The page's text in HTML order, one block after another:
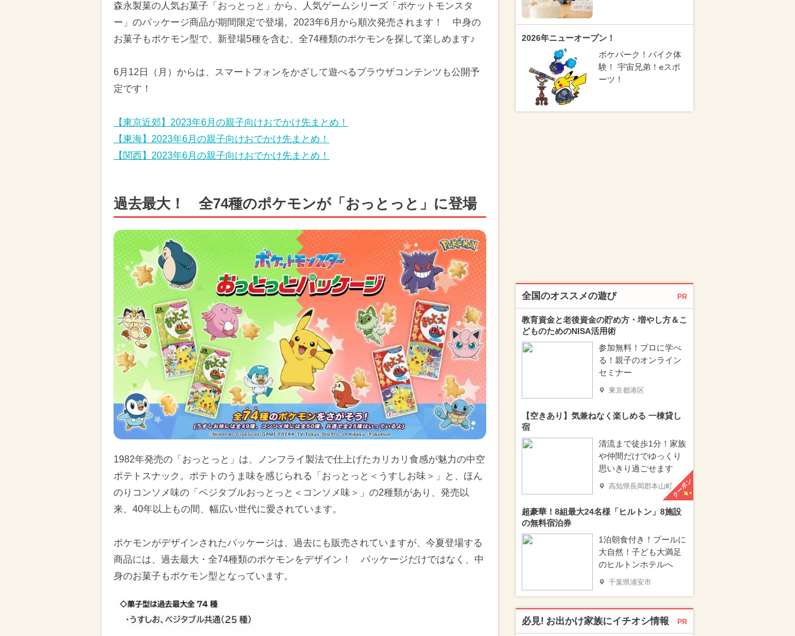
森永製菓の人気お菓子「おっとっと」から、人気ゲームシリーズ「ポケットモンスタ
ー」のパッケージ商品が期間限定で登場。2023年6月から順次発売されます！ 中身の
お菓子もポケモン型で、新登場5種を含む、全74種類のポケモンを探して楽しめます♪
6月12日（月）からは、スマートフォンをかざして遊べるブラウザコンテンツも公開予
定です！
【東京近郊】2023年6月の親子向けおでかけ先まとめ！
【東海】2023年6月の親子向けおでかけ先まとめ！
【関西】2023年6月の親子向けおでかけ先まとめ！
過去最大！ 全74種のポケモンが「おっとっと」に登場
1982年発売の「おっとっと」は、ノンフライ製法で仕上げたカリカリ食感が魅力の中空
ポテトスナック。ポテトのうま味を感じられる「おっとっと＜うすしお味＞」と、ほん
のりコンソメ味の「ベジタブルおっとっと＜コンソメ味＞」の2種類があり、発売以
来、40年以上もの間、幅広い世代に愛されています。
ポケモンがデザインされたパッケージは、過去にも販売されていますが、今夏登場する
商品には、過去最大・全74種類のポケモンをデザイン！ パッケージだけではなく、中
身のお菓子もポケモン型となっています。
2026年ニューオープン！
ポケパーク！バイク体
験！ 宇宙兄弟！eスポ
ーツ！
全国のオススメの遊び PR
教育資金と老後資金の貯め方・増やし方＆こ
どものためのNISA活用術
参加無料！プロに学べ
る！親子のオンライン
セミナー
東京都港区
【空きあり】気兼ねなく楽しめる 一棟貸し
宿
清流まで徒歩1分！家族
や仲間だけでゆっくり
思いきり過ごせます
高知県長岡郡本山町クーポン
超豪華！8組最大24名様「ヒルトン」8施設
の無料宿泊券
1泊朝食付き！プールに
大自然！子ども大満足
のヒルトンホテルへ
千葉県浦安市
必見! お出かけ家族にイチオシ情報 PR